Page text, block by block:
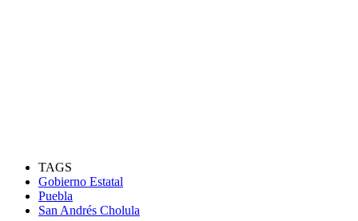
TAGS
Gobierno Estatal
Puebla
San Andrés Cholula